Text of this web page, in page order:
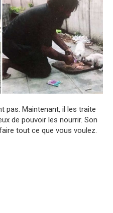
pas. Maintenant, il les traite
de pouvoir les nourrir. Son
tout ce que vous voulez.